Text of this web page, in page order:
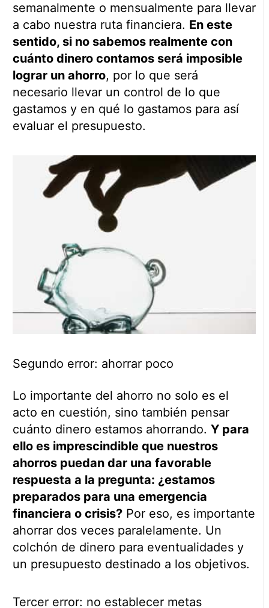
semanalmente o mensualmente para llevar
a cabo nuestra ruta financiera. En este
sentido, si no sabemos realmente con
cuánto dinero contamos será imposible
lograr un ahorro, por lo que será
necesario llevar un control de lo que
gastamos y en qué lo gastamos para así
evaluar el presupuesto.
Segundo error: ahorrar poco
Lo importante del ahorro no solo es el
acto en cuestión, sino también pensar
cuánto dinero estamos ahorrando. Y para
ello es imprescindible que nuestros
ahorros puedan dar una favorable
respuesta a la pregunta: ¿estamos
preparados para una emergencia
financiera o crisis?Por eso, es importante
ahorrar dos veces paralelamente. Un
colchón de dinero para eventualidades y
un presupuesto destinado a los objetivos.
Tercer error: no establecer metas